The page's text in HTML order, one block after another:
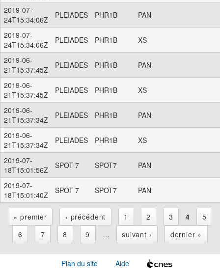
2019-07-
24T15:34:06Z
PLEIADES PHR1B PAN
2019-07-
24T15:34:06Z
PLEIADES PHR1B XS
2019-06-
21T15:37:45Z
PLEIADES PHR1B PAN
2019-06-
21T15:37:45Z
PLEIADES PHR1B XS
2019-06-
21T15:37:34Z
PLEIADES PHR1B PAN
2019-06-
21T15:37:34Z
PLEIADES PHR1B XS
2019-07-
18T15:01:56Z
SPOT 7 SPOT7 PAN
2019-07-
18T15:01:40Z
SPOT 7 SPOT7 PAN
P
« premier ‹ précédent 1 2 3 4
5
6
7 8 9 … suivant › dernier »
Plan du site Aide